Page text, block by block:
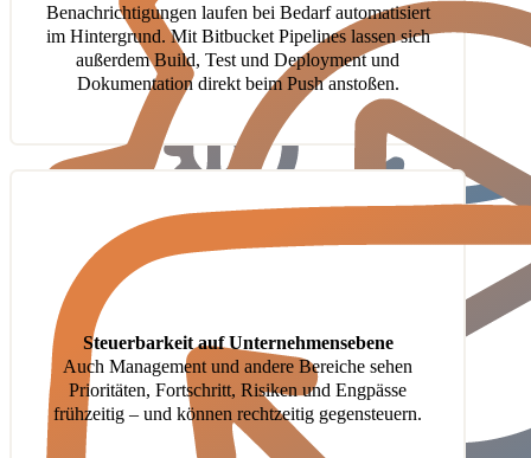
Benachrichtigungen laufen bei Bedarf automatisiert
im Hintergrund. Mit Bitbucket Pipelines lassen sich
außerdem Build, Test und Deployment und
Dokumentation direkt beim Push anstoßen.
Steuerbarkeit auf Unternehmensebene
Auch Management und andere Bereiche sehen
Prioritäten, Fortschritt, Risiken und Engpässe
frühzeitig – und können rechtzeitig gegensteuern.